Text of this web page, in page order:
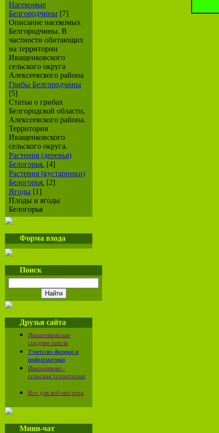
Насекомые
Белгородчины [7]
Описание насекомых
Белгородчины. В
частности обитающих
на территории
Иващенковского
сельского округа
Алексеевского района
Грибы Белгородчины
[5]
Статьи о грибах
Белгородской области,
Алексеевского района.
Территория
Иващенковского
сельского округа.
Растения (деревья)
Белогорья. [4]
Растения (кустарники)
Белогорья. [2]
Ягоды [1]
Плоды и ягоды
Белогорья
Форма входа
Поиск
Друзья сайта
Иващенковская
средняя школа
Учителю физики и
информатики
Иващенково -
сельская территория
Все для веб-мастера
Мини-чат